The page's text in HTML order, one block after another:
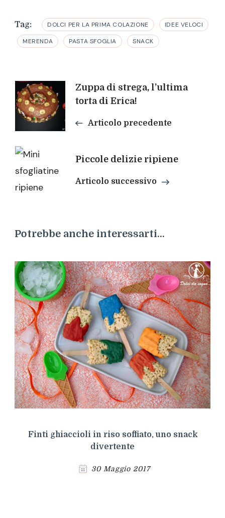
Tag: DOLCI PER LA PRIMA COLAZIONE IDEE VELOCI
MERENDA PASTA SFOGLIA SNACK
Navigazione
articoli
Zuppa di strega, l’ultima
torta di Erica!
Articolo precedente
Piccole delizie ripiene
Articolo successivo
Potrebbe anche interessarti...
Finti ghiaccioli in riso soffiato, uno snack
divertente
30 Maggio 2017